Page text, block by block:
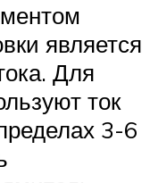
является
Для
ток
3-6